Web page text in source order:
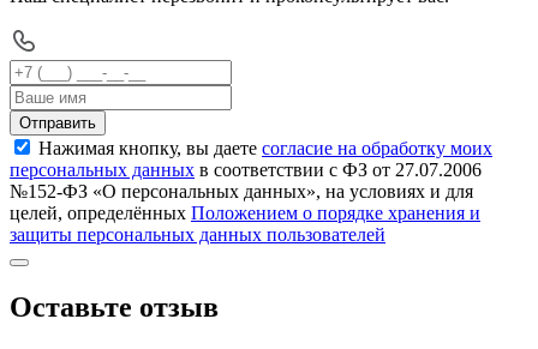
Отправить
Нажимая кнопку, вы даете согласие на обработку моих
персональных данных в соответствии с ФЗ от 27.07.2006
№152-ФЗ «О персональных данных», на условиях и для
целей, определённых Положением о порядке хранения и
защиты персональных данных пользователей
Оставьте отзыв